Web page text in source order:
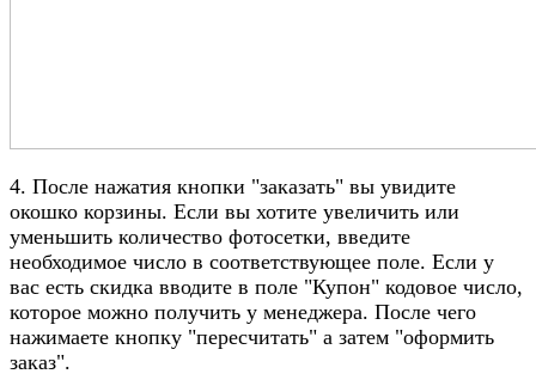
4. После нажатия кнопки "заказать" вы увидите
окошко корзины. Если вы хотите увеличить или
уменьшить количество фотосетки, введите
необходимое число в соответствующее поле. Если у
вас есть скидка вводите в поле "Купон" кодовое число,
которое можно получить у менеджера. После чего
нажимаете кнопку "пересчитать" а затем "оформить
заказ".